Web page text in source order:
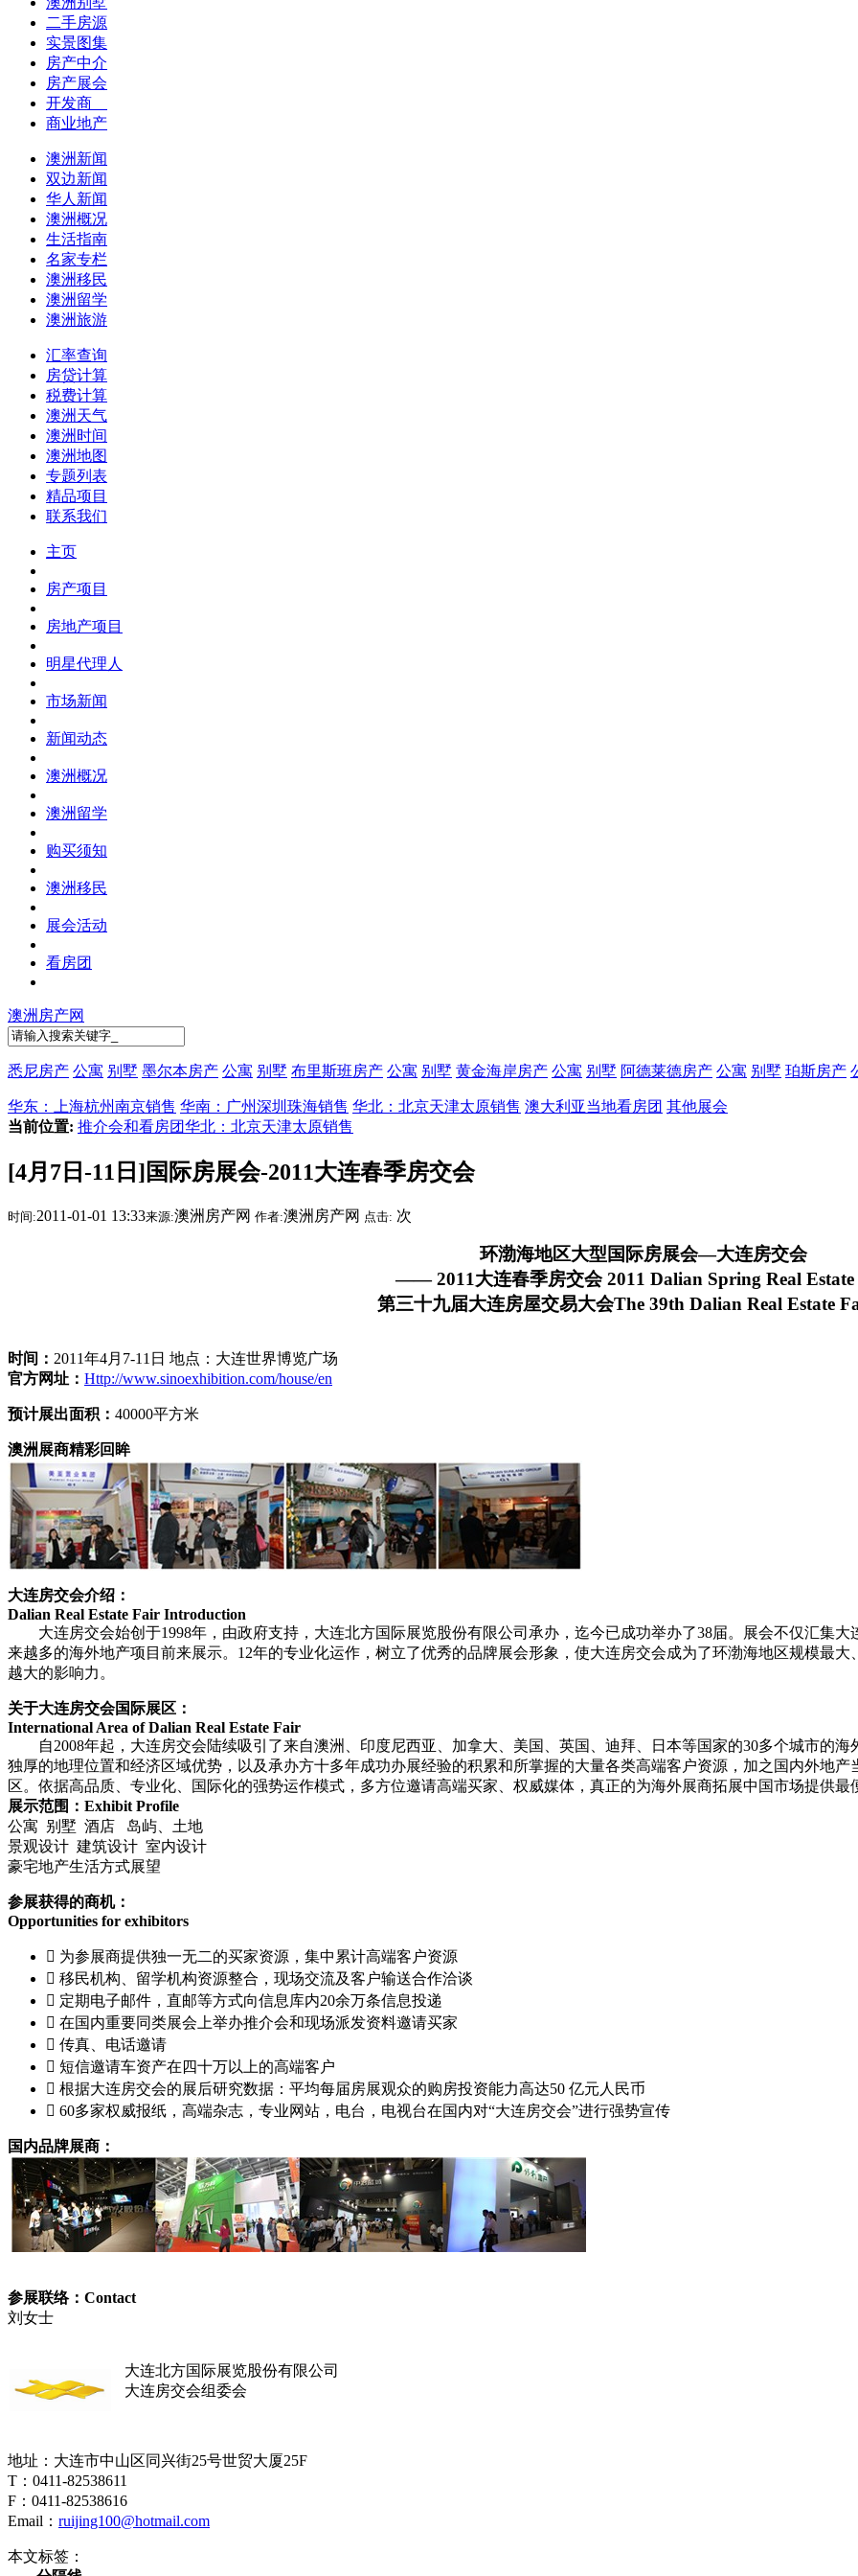
二手房源
实景图集
房产中介
房产展会
开发商
商业地产
澳洲新闻
双边新闻
华人新闻
澳洲概况
生活指南
名家专栏
澳洲移民
澳洲留学
澳洲旅游
汇率查询
房贷计算
税费计算
澳洲天气
澳洲时间
澳洲地图
专题列表
精品项目
联系我们
主页
房产项目
房地产项目
明星代理人
市场新闻
新闻动态
澳洲概况
澳洲留学
购买须知
澳洲移民
展会活动
看房团
澳洲房产网
悉尼房产 公寓 别墅 墨尔本房产 公寓 别墅 布里斯班房产 公寓 别墅 黄金海岸房产 公寓 别墅 阿德莱德房产 公寓 别墅 珀斯房产
华东：上海杭州南京销售 华南：广州深圳珠海销售 华北：北京天津太原销售 澳大利亚当地看房团 其他展会
当前位置: 推介会和看房团华北：北京天津太原销售
[4月7日-11日]国际房展会-2011大连春季房交会
时间:2011-01-01 13:33来源:澳洲房产网 作者:澳洲房产网 点击: 次
环渤海地区大型国际房展会—大连房交会
—— 2011大连春季房交会 2011 Dalian Spring Real
第三十九届大连房屋交易大会The 39th Dalian Real
时间： 2011年4月7-11日 地点：大连世界博览广场
官方网址： Http://www.sinoexhibition.com/house/en
预计展出面积： 40000平方米
澳洲展商精彩回眸
大连房交会介绍：
Dalian Real Estate Fair Introduction
大连房交会始创于1998年，由政府支持，大连北方国际展览股份有限公司承办，迄今已成功举办了38届。展会不仅汇集大
来越多的海外地产项目前来展示。12年的专业化运作，树立了优秀的品牌展会形象，使大连房交会成为了环渤海地区规模最
越大的影响力。
关于大连房交会国际展区：
International Area of Dalian Real Estate Fair
自2008年起，大连房交会陆续吸引了来自澳洲、印度尼西亚、加拿大、美国、英国、迪拜、日本等国家的30多个城市的海
独厚的地理位置和经济区域优势，以及承办方十多年成功办展经验的积累和所掌握的大量各类高端客户资源，加之国内外地
区。依据高品质、专业化、国际化的强势运作模式，多方位邀请高端买家、权威媒体，真正的为海外展商拓展中国市场提供最
展示范围：Exhibit Profile
公寓 别墅 酒店 岛屿、土地
景观设计 建筑设计 室内设计
豪宅地产生活方式展望
参展获得的商机：
Opportunities for exhibitors
 为参展商提供独一无二的买家资源，集中累计高端客户资源
 移民机构、留学机构资源整合，现场交流及客户输送合作洽谈
 定期电子邮件，直邮等方式向信息库内20余万条信息投递
 在国内重要同类展会上举办推介会和现场派发资料邀请买家
 传真、电话邀请
 短信邀请车资产在四十万以上的高端客户
 根据大连房交会的展后研究数据：平均每届房展观众的购房投资能力高达50 亿元人民币
 60多家权威报纸，高端杂志，专业网站，电台，电视台在国内对“大连房交会”进行强势宣传
国内品牌展商：
参展联络：Contact
刘女士
大连北方国际展览股份有限公司
大连房交会组委会
地址：大连市中山区同兴街25号世贸大厦25F
T：0411-82538611
F：0411-82538616
Email： ruijing100@hotmail.com
本文标签：